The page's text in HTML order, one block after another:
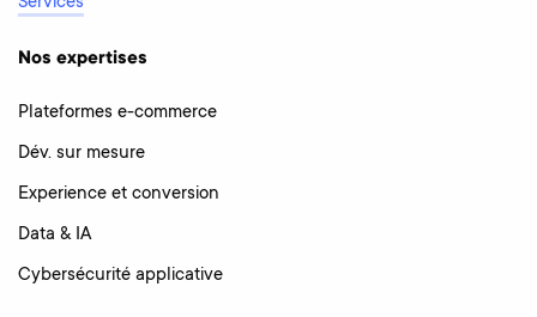
Nos expertises
Plateformes e-commerce
Dév. sur mesure
Experience et conversion
Data & IA
Cybersécurité applicative